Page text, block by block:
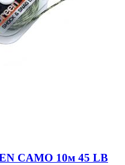
CAMO 10м 45 LB